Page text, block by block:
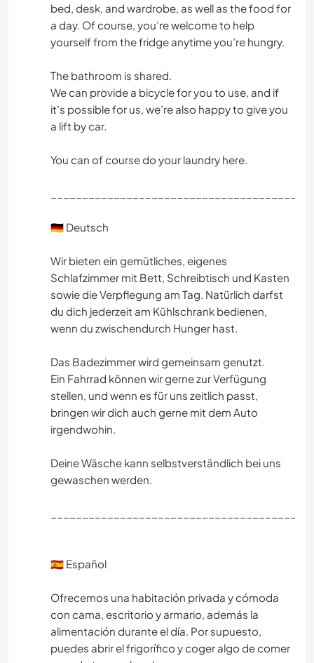
bed, desk, and wardrobe, as well as the food for
a day. Of course, you’re welcome to help
yourself from the fridge anytime you’re hungry.
The bathroom is shared.
We can provide a bicycle for you to use, and if
it’s possible for us, we’re also happy to give you
a lift by car.
You can of course do your laundry here.
🇩🇪 Deutsch
Wir bieten ein gemütliches, eigenes
Schlafzimmer mit Bett, Schreibtisch und Kasten
sowie die Verpflegung am Tag. Natürlich darfst
du dich jederzeit am Kühlschrank bedienen,
wenn du zwischendurch Hunger hast.
Das Badezimmer wird gemeinsam genutzt.
Ein Fahrrad können wir gerne zur Verfügung
stellen, und wenn es für uns zeitlich passt,
bringen wir dich auch gerne mit dem Auto
irgendwohin.
Deine Wäsche kann selbstverständlich bei uns
gewaschen werden.
🇪🇸 Español
Ofrecemos una habitación privada y cómoda
con cama, escritorio y armario, además la
alimentación durante el día. Por supuesto,
puedes abrir el frigorífico y coger algo de comer